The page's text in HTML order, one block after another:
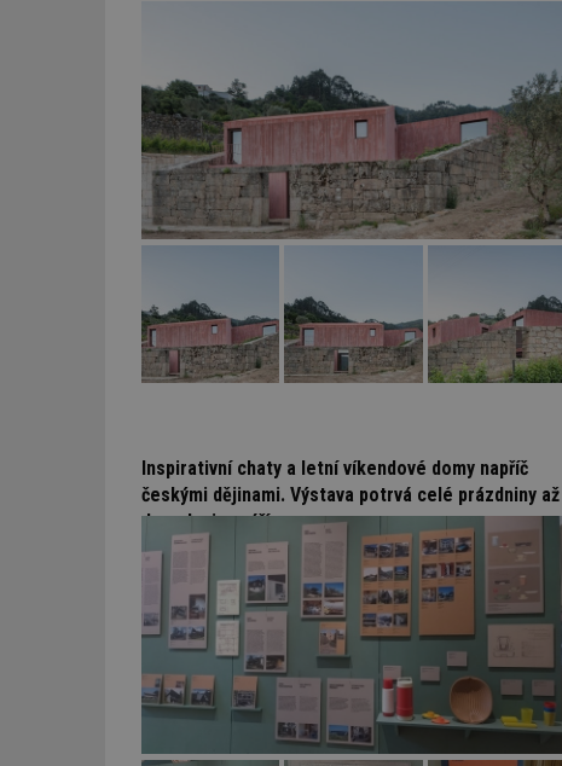
Inspirativní chaty a letní víkendové domy napříč
českými dějinami. Výstava potrvá celé prázdniny až
do poloviny září